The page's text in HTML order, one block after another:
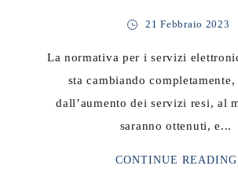
21 Febbraio 2023
La normativa per i servizi
sta cambiando
dall’aumento dei servizi resi, al
saranno ottenuti, e...
CONTINUE READING